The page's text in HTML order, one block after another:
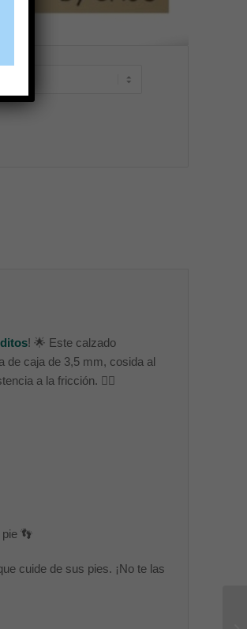
! 🌟 Este calzado
de caja de 3,5 mm, cosida al
a la fricción. 🚶‍♂️
👣
cuide de sus pies. ¡No te las